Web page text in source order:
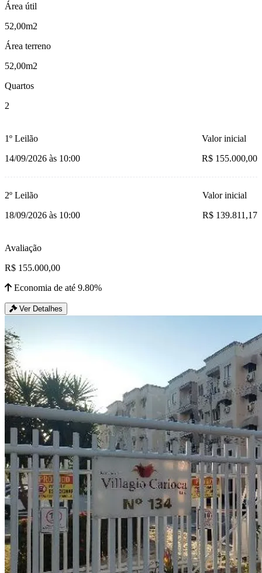
Área útil
52,00m2
Área terreno
52,00m2
Quartos
2
1º Leilão
14/09/2026 às 10:00
Valor inicial
R$ 155.000,00
2º Leilão
18/09/2026 às 10:00
Valor inicial
R$ 139.811,17
Avaliação
R$ 155.000,00
Economia de até 9.80%
Ver Detalhes